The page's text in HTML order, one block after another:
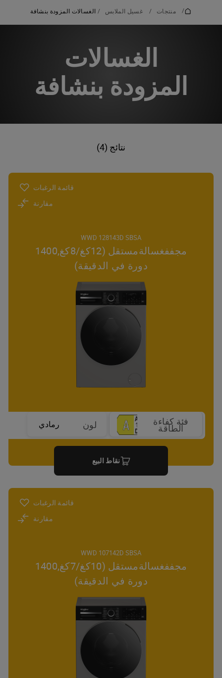
/ منتجات / غسيل الملابس / الغسالات المزودة بنشافة
الغسالات
المزودة بنشافة
نتائج (4)
قائمة الرغبات
مقارنة
WWD 128143D SBSA
مجففغسالةمستقل (12كغ/8كغ,1400
دورة في الدقيقة)
فئة كفاءة
الطاقة لون رمادي
نقاط البيع
قائمة الرغبات
مقارنة
WWD 107142D SBSA
مجففغسالةمستقل (10كغ/7كغ,1400
دورة في الدقيقة)